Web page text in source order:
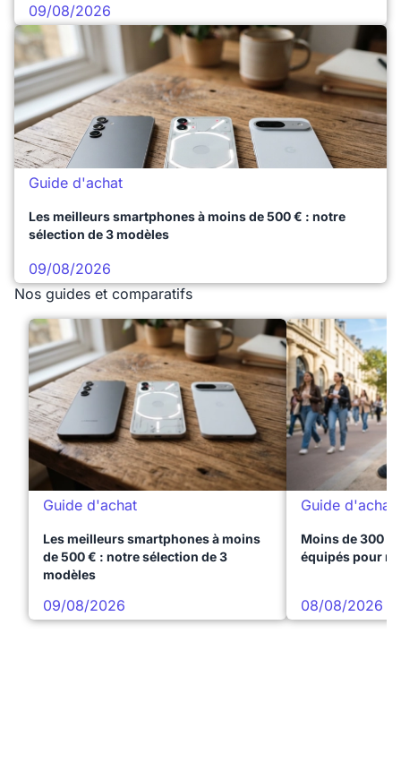
09/08/2026
Guide d'achat
Les meilleurs smartphones à moins de 500 € : notre
sélection de 3 modèles
09/08/2026
Nos guides et comparatifs
Guide d'achat
Les meilleurs smartphones à moins
de 500 € : notre sélection de 3
modèles
09/08/2026
Guide d'achat
Moins de 300 €
équipés pour
08/08/2026